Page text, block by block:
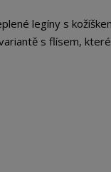
legíny s
s flísem,